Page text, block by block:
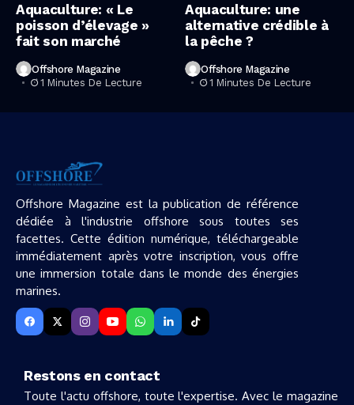
Aquaculture: « Le
poisson d’élevage »
fait son marché
Offshore Magazine
1 Minutes De Lecture
Aquaculture: une
alternative crédible à
la pêche ?
Offshore Magazine
1 Minutes De Lecture
Offshore Magazine est la publication de référence
dédiée à l'industrie offshore sous toutes ses
facettes. Cette édition numérique, téléchargeable
immédiatement après votre inscription, vous offre
une immersion totale dans le monde des énergies
marines.
Restons en contact
Toute l'actu offshore, toute l'expertise. Avec le magazine